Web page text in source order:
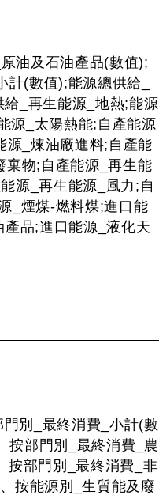
油及石油產品(數值);
(數值);能源總供給_
_再生能源_地熱;能源
源_太陽熱能;自產能源
源_煉油廠進料;自產能
棄物;自產能源_再生能
源_再生能源_風力;自
_煙煤-燃料煤;進口能
品;進口能源_液化天
別_最終消費_小計(數
按部門別_最終消費_農
按部門別_最終消費_非
按能源別_生質能及廢